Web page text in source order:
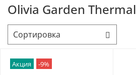
Olivia Garden
Акция -9%